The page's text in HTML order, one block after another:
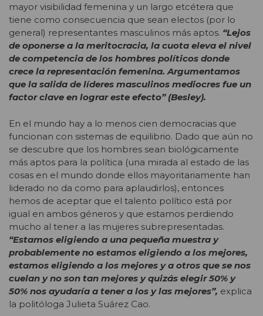
mayor visibilidad femenina y un largo etcétera que
tiene como consecuencia que sean electos (por lo
general) representantes masculinos más aptos. “Lejos
de oponerse a la meritocracia, la cuota eleva el nivel
de competencia de los hombres políticos donde
crece la representación femenina. Argumentamos
que la salida de líderes masculinos mediocres fue un
factor clave en lograr este efecto”(Besley).
En el mundo hay a lo menos cien democracias que
funcionan con sistemas de equilibrio. Dado que aún no
se descubre que los hombres sean biológicamente
más aptos para la política (una mirada al estado de las
cosas en el mundo donde ellos mayoritariamente han
liderado no da como para aplaudirlos), entonces
hemos de aceptar que el talento político está por
igual en ambos géneros y que estamos perdiendo
mucho al tener a las mujeres subrepresentadas.
“Estamos eligiendo a una pequeña muestra y
probablemente no estamos eligiendo a los mejores,
estamos eligiendo a los mejores y a otros que se nos
cuelan y no son tan mejores y quizás elegir 50% y
50% nos ayudaría a tener a los y las mejores”, explica
la politóloga Julieta Suárez Cao.